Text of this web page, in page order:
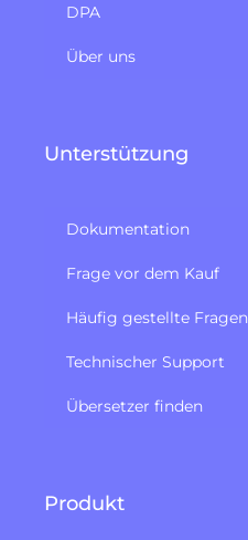
DPA
Über uns
Unterstützung
Dokumentation
Frage vor dem Kauf
Häufig gestellte Fragen
Technischer Support
Übersetzer finden
Produkt